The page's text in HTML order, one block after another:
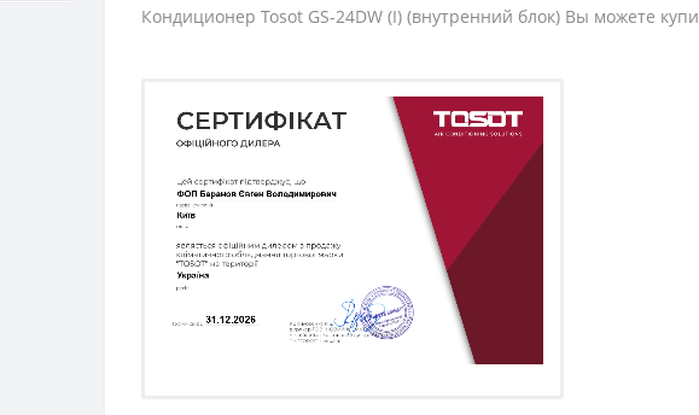
Кондиционер Tosot GS-24DW (I) (внутренний блок) Вы можете